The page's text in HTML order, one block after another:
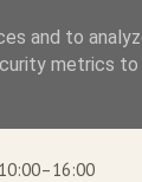
and to
metrics